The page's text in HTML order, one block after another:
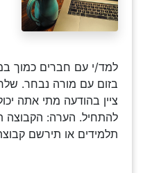
למד/י עם חברים כמוך
בזום עם מורה נבחר.
ציין בהודעה מתי אתה
להתחיל. הערה: הקבוצה
תלמידים או תירשם